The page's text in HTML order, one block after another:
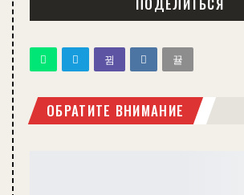
ОБРАТИТЕ ВНИМАНИЕ